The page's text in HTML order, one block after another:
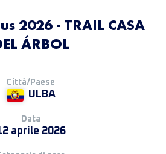
2026 - TRAIL CASA
ÁRBOL
Città/Paese
ULBA
Data
aprile 2026